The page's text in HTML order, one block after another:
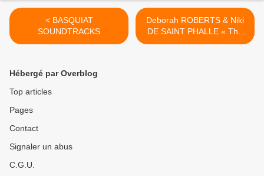
< BASQUIAT
SOUNDTRACKS
Deborah ROBERTS & Niki
DE SAINT PHALLE « The
Conversation Continues » >
Hébergé par Overblog
Top articles
Pages
Contact
Signaler un abus
C.G.U.